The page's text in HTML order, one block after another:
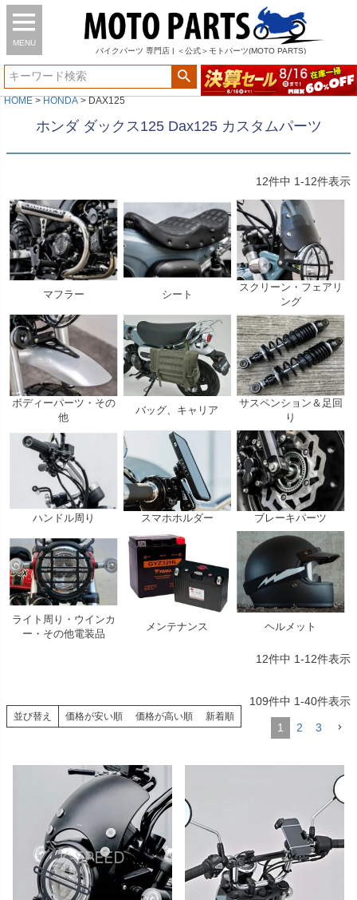
MENU
バイク パーツ 専門店 | ＜公式＞モトパーツ(MOTO PARTS)
HOME HONDA DAX125
ホンダ ダックス125 Dax125 カスタムパーツ
12件中 1-12件表示
マフラー シート
スクリーン・フェアリ
ング
ボディーパーツ・その
他
バッグ、キャリア
サスペンション＆足回
り
ハンドル周り スマホホルダー ブレーキパーツ
ライト周り・ウインカ
ー・その他電装品
メンテナンス ヘルメット
12件中 1-12件表示
並び替え 価格が安い順 価格が高い順 新着順
109件中 1-40件表示
1 2 3